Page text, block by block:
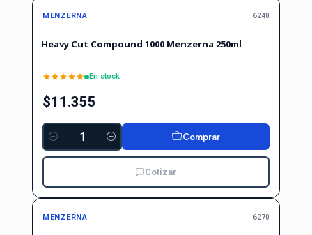
MENZERNA 6240
Heavy Cut Compound 1000 Menzerna 250ml
En stock
$11.355
Cantidad
Comprar
Cotizar
MENZERNA 6270